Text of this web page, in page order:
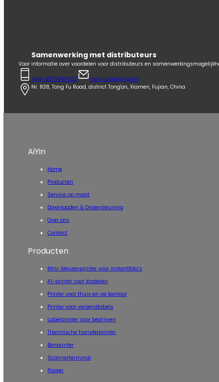
Samenwerking met distributeurs
Voor informatie over voordelen voor distributeurs en
+86-18577340582
carlyxu@aiyin.com
Nr. 838, Tong Fu Road, district Tong'an, Xiamen, Fujian, China
AiYin
Home
Producten
Service op maat
Downloaden & Ondersteuning
Over ons
Contact
Producten
Mini-kleurenprinter voor instantfoto’s
AI-printer voor kinderen
Printer voor thuis en op kantoor
Printer voor verzendlabels
Labelprinter voor bedrijven
Thermische transferprinter
Bonprinter
Scannerterminal
Papier